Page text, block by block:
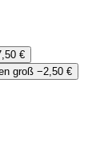
€
groß −2,50 €